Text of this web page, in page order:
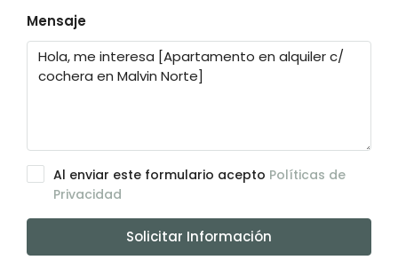
Mensaje
Al enviar este formulario acepto Políticas de
Privacidad
Solicitar Información